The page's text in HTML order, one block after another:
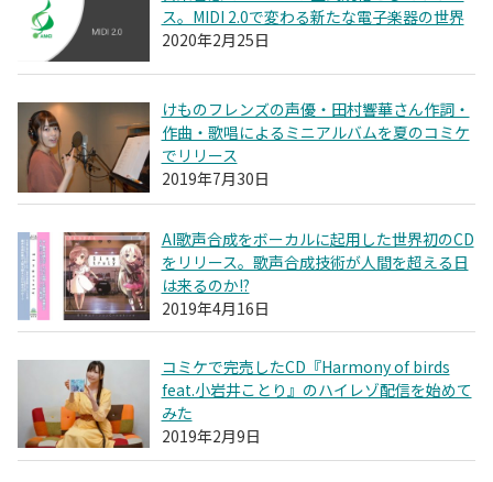
ス。MIDI 2.0で変わる新たな電子楽器の世界
2020年2月25日
けものフレンズの声優・田村響華さん作詞・
作曲・歌唱によるミニアルバムを夏のコミケ
でリリース
2019年7月30日
AI歌声合成をボーカルに起用した世界初のCD
をリリース。歌声合成技術が人間を超える日
は来るのか!?
2019年4月16日
コミケで完売したCD『Harmony of birds
feat.小岩井ことり』のハイレゾ配信を始めて
みた
2019年2月9日